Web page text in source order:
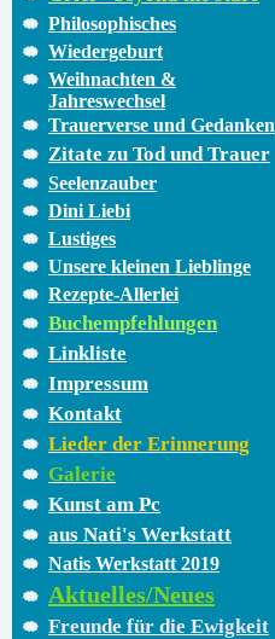
Philosophisches
Wiedergeburt
Weihnachten &
Jahreswechsel
Trauerverse und Gedanken
Zitate zu Tod und Trauer
Seelenzauber
Dini Liebi
Lustiges
Unsere kleinen Lieblinge
Rezepte-Allerlei
Buchempfehlungen
Linkliste
Impressum
Kontakt
Lieder der Erinnerung
Galerie
Kunst am Pc
aus Nati's Werkstatt
Natis Werkstatt 2019
Aktuelles/Neues
Freunde für die Ewigkeit